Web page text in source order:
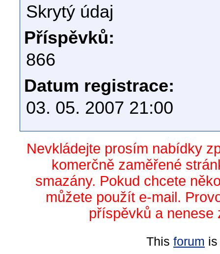
Skrytý údaj
Příspěvků:
866
Datum registrace:
03. 05. 2007 21:00
Nevkládejte prosím nabídky
komerčně zaměřené
smazány. Pokud chcete
můžete použít e-mail.
příspěvků a nenese
This forum